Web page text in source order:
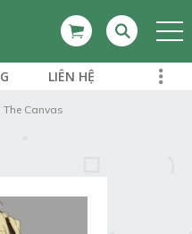
LIÊN HỆ
Canvas